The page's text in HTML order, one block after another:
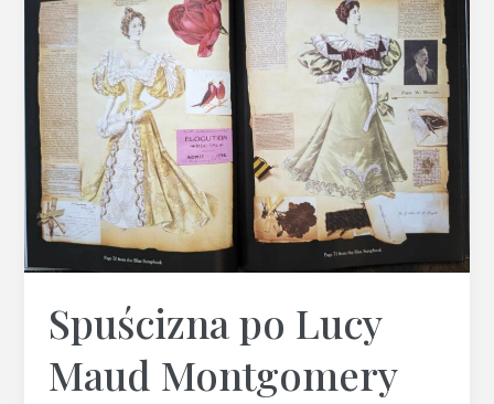
Spuścizna po Lucy
Maud Montgomery
po
Lucy
Maud
Montgomery